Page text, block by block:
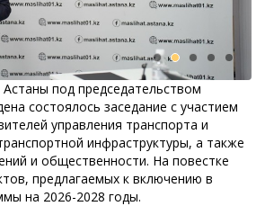
под председательством
состоялось заседание с участием
управления транспорта и
инфраструктуры, а также
и общественности. На повестке
предлагаемых к включению в
на 2026-2028 годы.